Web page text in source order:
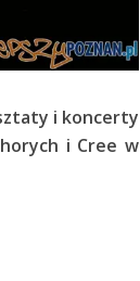
i koncerty
i Cree w